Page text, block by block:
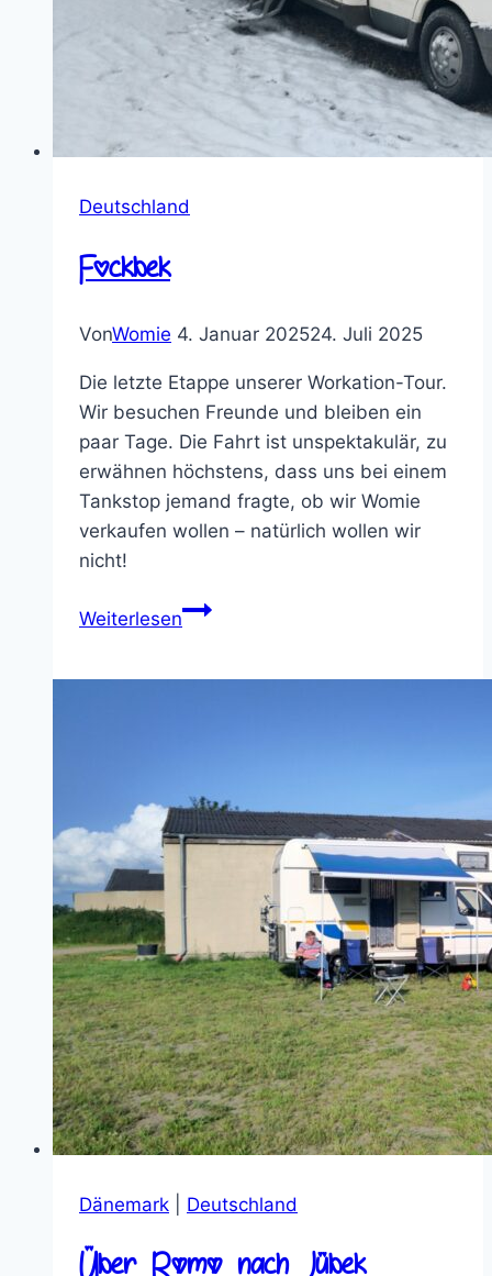
Deutschland
Fockbek
VonWomie 4. Januar 202524. Juli 2025
Die letzte Etappe unserer Workation-Tour.
Wir besuchen Freunde und bleiben ein
paar Tage. Die Fahrt ist unspektakulär, zu
erwähnen höchstens, dass uns bei einem
Tankstop jemand fragte, ob wir Womie
verkaufen wollen – natürlich wollen wir
nicht!
WeiterlesenFockbek
Dänemark Deutschland